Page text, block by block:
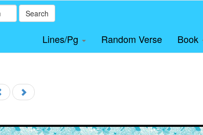
Search
Lines/Pg Random Verse Book